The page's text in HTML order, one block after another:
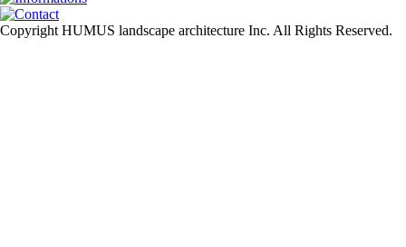
Copyright HUMUS landscape architecture Inc. All Rights Reserved.